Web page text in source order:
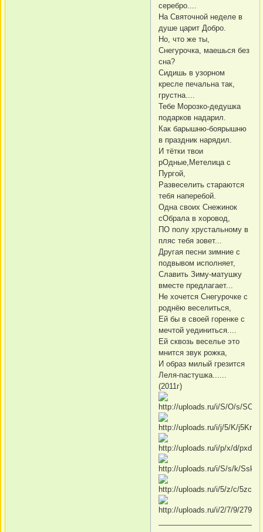
серебро....
На Святочной неделе в
душе царит Добро.
Но, что же ты,
Снегурочка, маешься без
сна?
Сидишь в узорном
кресле печальна так,
грустна....
Тебе Морозко-дедушка
подарков надарил.
Как барышню-боярышню
в праздник нарядил.
И тётки твои
рОдные,Метелица с
Пургой,
Развеселить стараются
тебя наперебой.
Одна своих Снежинок
сОбрала в хоровод,
ПО полу хрустальному в
пляс тебя зовет...
Другая песни зимние с
подвывом исполняет,
Славить Зиму-матушку
вместе предлагает...
Не хочется Снегурочке с
роднёю веселиться,
Ей бы в своей горенке с
мечтой уединиться....
Ей сквозь веселье это
мнится звук рожка,
И образ милый грезится
Леля-пастушка......
(2011г)